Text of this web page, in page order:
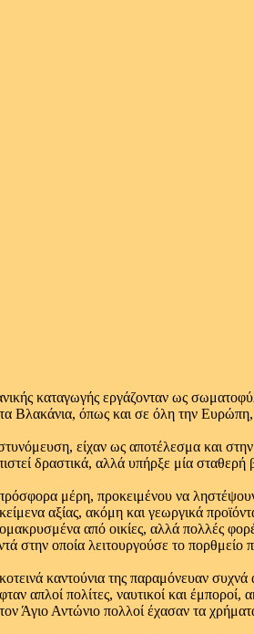
καταγωγής εργάζονταν ως
Βλακάνια, όπως και σε όλη την Ευρώπη,
είχαν ως αποτέλεσμα και
δραστικά, αλλά υπήρξε μία
μέρη, προκειμένου να
αξίας, ακόμη και γεωργικά
από οικίες, αλλά πολλές
στην οποία λειτουργούσε το πορθμείο
καντούνια της παραμόνευαν συχνά
απλοί πολίτες, ναυτικοί και έμποροί,
Άγιο Αντώνιο πολλοί έχασαν τα